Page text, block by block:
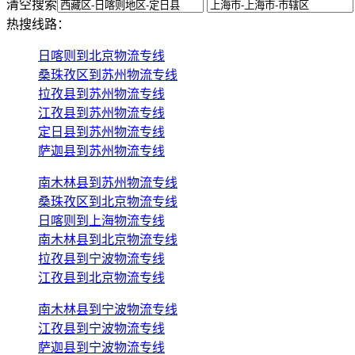
清空搜索
热搜线路：
日喀则到北京物流专线
桑珠孜区到苏州物流专线
拉孜县到苏州物流专线
江孜县到苏州物流专线
定日县到苏州物流专线
萨迦县到苏州物流专线
南木林县到苏州物流专线
桑珠孜区到北京物流专线
日喀则到上海物流专线
南木林县到北京物流专线
拉孜县到宁波物流专线
江孜县到北京物流专线
南木林县到宁波物流专线
江孜县到宁波物流专线
萨迦县到宁波物流专线